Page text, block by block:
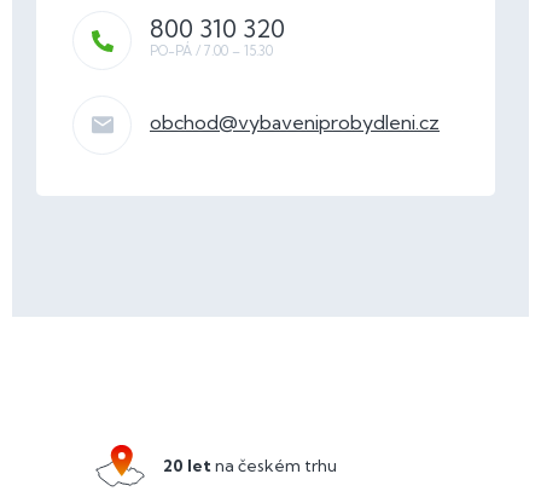
obchod@vybaveniprobydleni.cz
800 310 320
20 letna českém trhu